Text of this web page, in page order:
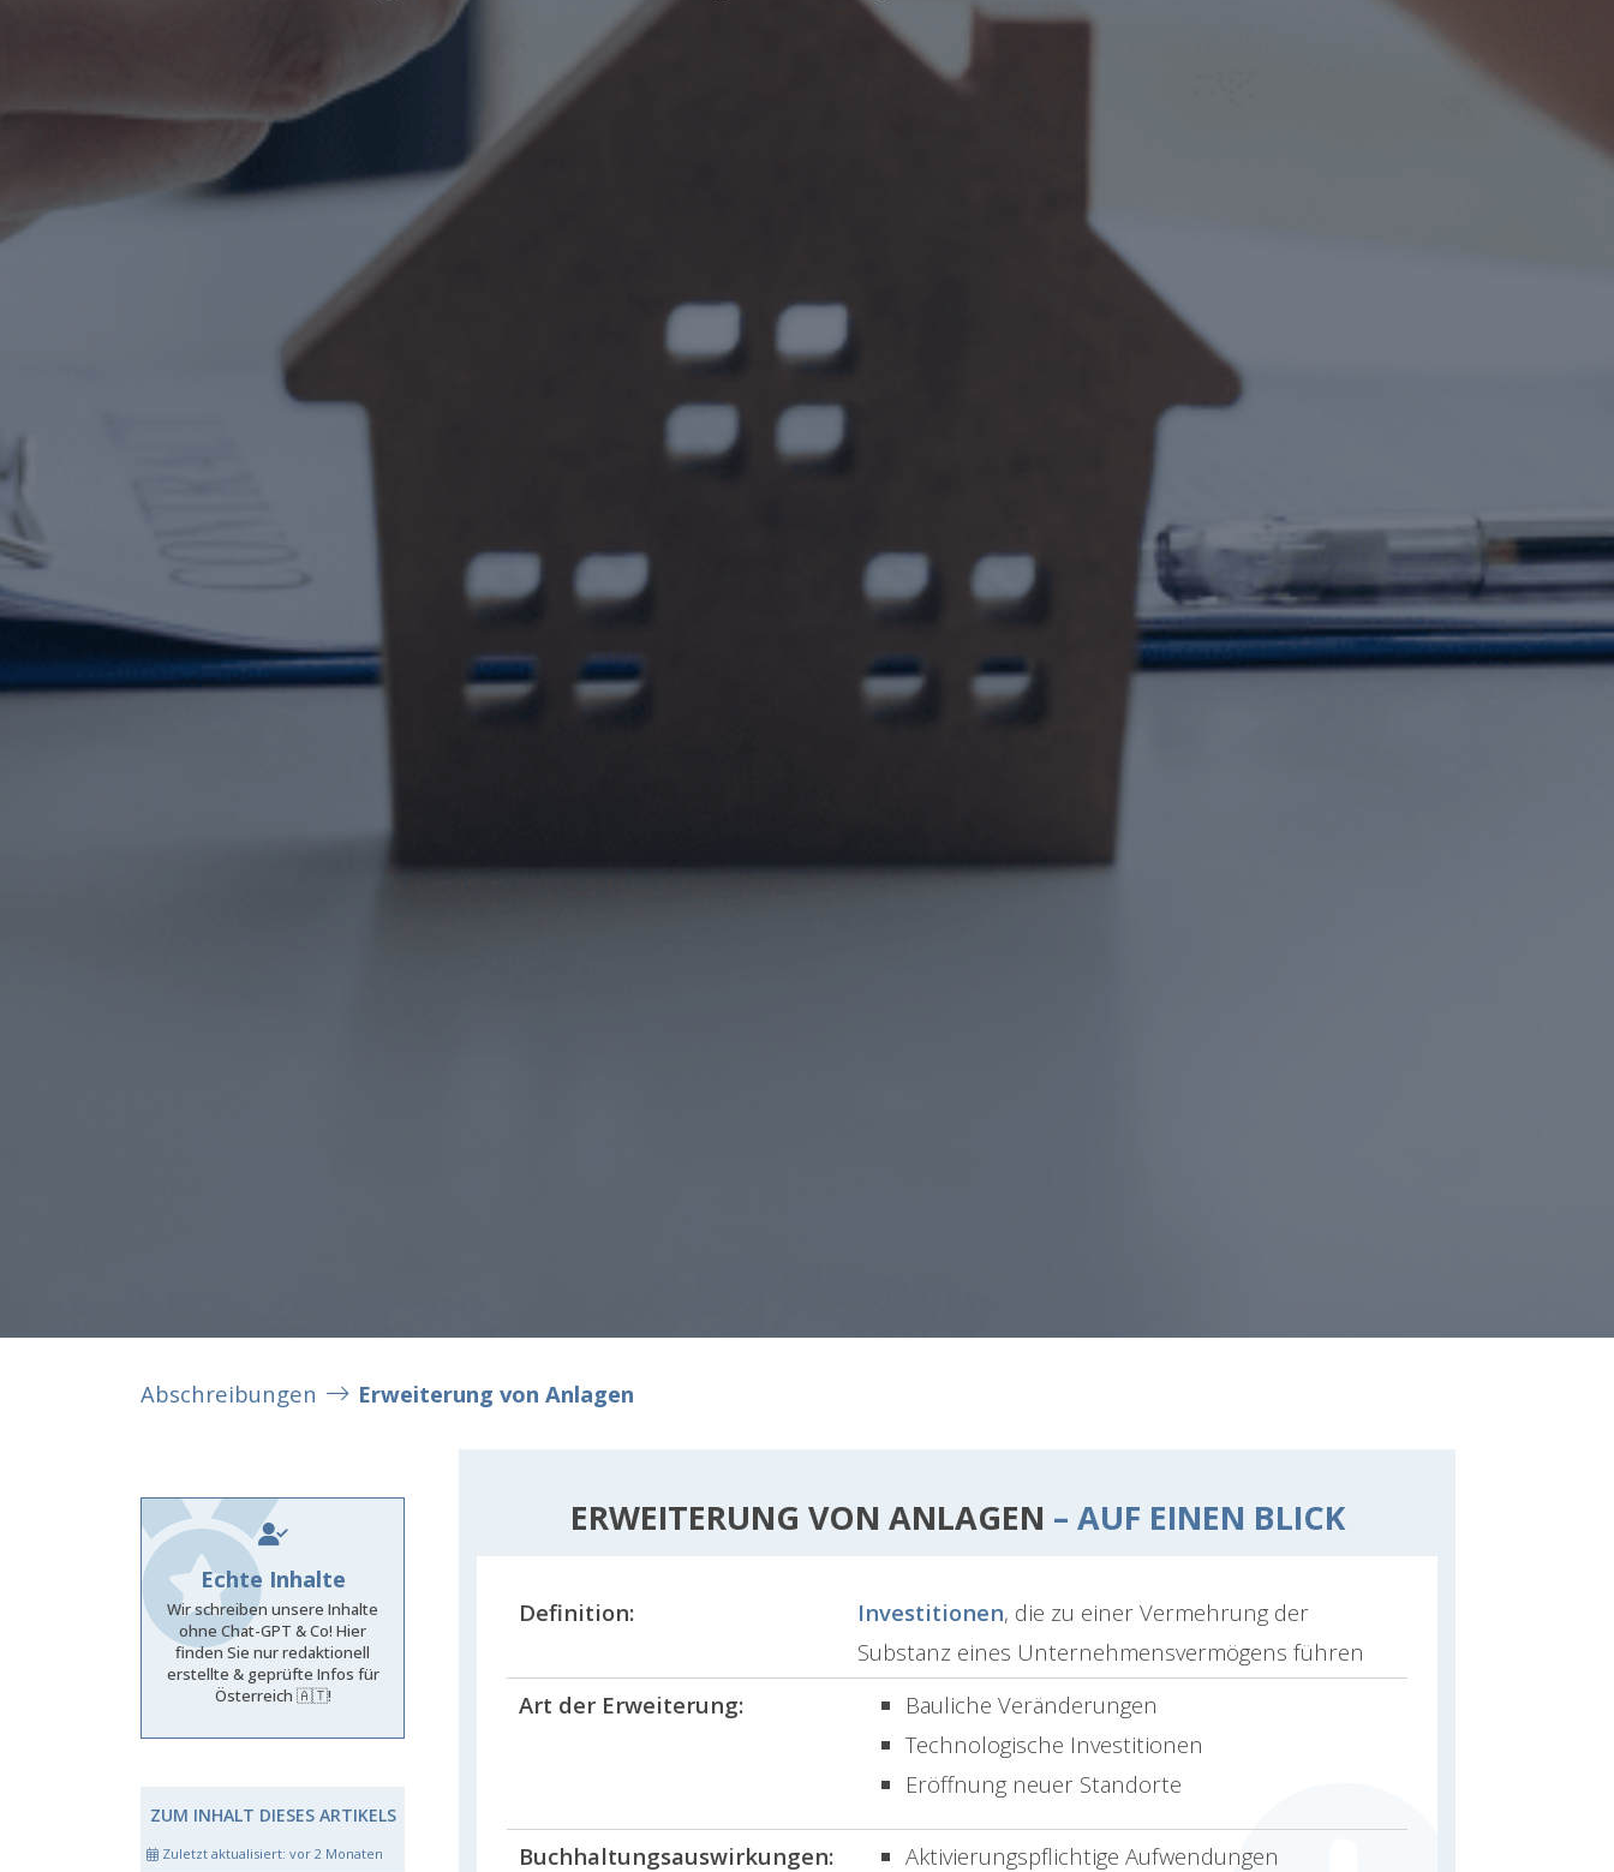
Abschreibungen Erweiterung von Anlagen
Echte Inhalte
Wir schreiben unsere Inhalte
ohne Chat-GPT & Co! Hier
finden Sie nur redaktionell
erstellte & geprüfte Infos für
Österreich 🇦🇹!
ZUM INHALT DIESES ARTIKELS
Zuletzt aktualisiert: vor 2 Monaten
ERWEITERUNG VON ANLAGEN – AUF EINEN BLICK
Definition: Investitionen, die zu einer Vermehrung der
Substanz eines Unternehmensvermögens führen
Art der Erweiterung:
Bauliche Veränderungen
Technologische Investitionen
Eröffnung neuer Standorte
Buchhaltungsauswirkungen:
Aktivierungspflichtige Aufwendungen